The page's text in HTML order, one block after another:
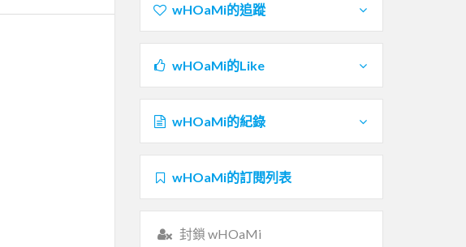
wHOaMi的追蹤
wHOaMi的Like
wHOaMi的紀錄
wHOaMi的訂閱列表
封鎖 wHOaMi